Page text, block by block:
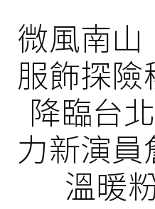
微風南山
服飾探險
降臨台
力新演
溫暖